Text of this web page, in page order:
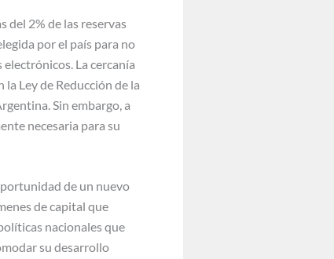
del 2% de las reservas
por el país para no
La cercanía
Ley de Reducción de la
Sin embargo, a
necesaria para su
de un nuevo
de capital que
nacionales que
su desarrollo